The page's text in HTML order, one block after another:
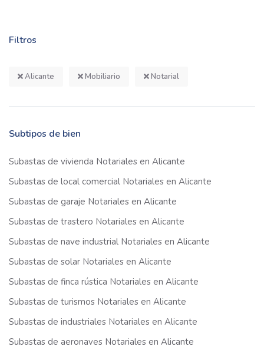
Filtros
Alicante Mobiliario Notarial
Subtipos de bien
Subastas de vivienda Notariales en Alicante
Subastas de local comercial Notariales en Alicante
Subastas de garaje Notariales en Alicante
Subastas de trastero Notariales en Alicante
Subastas de nave industrial Notariales en Alicante
Subastas de solar Notariales en Alicante
Subastas de finca rústica Notariales en Alicante
Subastas de turismos Notariales en Alicante
Subastas de industriales Notariales en Alicante
Subastas de aeronaves Notariales en Alicante